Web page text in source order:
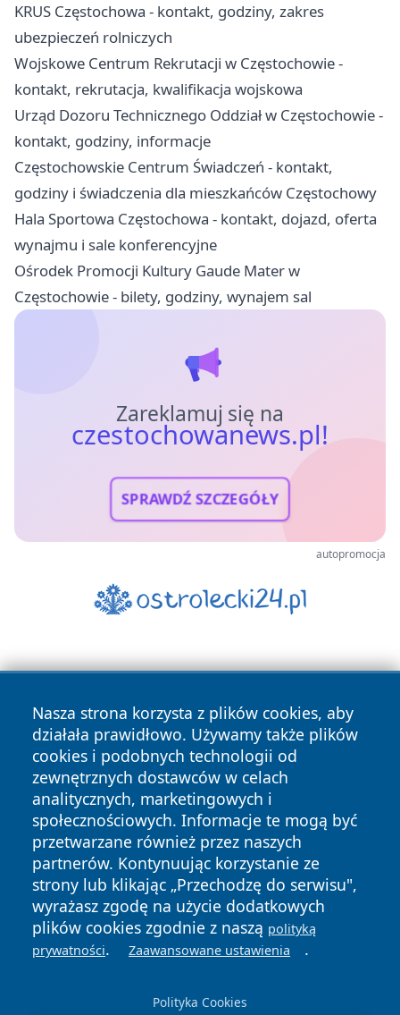
KRUS Częstochowa - kontakt, godziny, zakres
ubezpieczeń rolniczych
Wojskowe Centrum Rekrutacji w Częstochowie -
kontakt, rekrutacja, kwalifikacja wojskowa
Urząd Dozoru Technicznego Oddział w Częstochowie -
kontakt, godziny, informacje
Częstochowskie Centrum Świadczeń - kontakt,
godziny i świadczenia dla mieszkańców Częstochowy
Hala Sportowa Częstochowa - kontakt, dojazd, oferta
wynajmu i sale konferencyjne
Ośrodek Promocji Kultury Gaude Mater w
Częstochowie - bilety, godziny, wynajem sal
Zareklamuj się na
czestochowanews.pl!
SPRAWDŹ SZCZEGÓŁY
autopromocja
Nasza strona korzysta z plików cookies, aby
działała prawidłowo. Używamy także plików
cookies i podobnych technologii od
zewnętrznych dostawców w celach
analitycznych, marketingowych i
społecznościowych. Informacje te mogą być
przetwarzane również przez naszych
partnerów. Kontynuując korzystanie ze
strony lub klikając „Przechodzę do serwisu",
wyrażasz zgodę na użycie dodatkowych
plików cookies zgodnie z naszą polityką
prywatności. Zaawansowane ustawienia .
Polityka Cookies
Copyright © 2026 czestochowanews.pl Wszystkie prawa
zastrzeżone.
News Autorzy
Polityka
Prywatności
Polityka
Cookies
cześć